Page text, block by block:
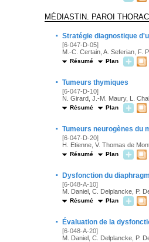
MÉDIASTIN. PAROI
· Stratégie diagnostique
[6-047-D-05]
M.-C. Certain, A. Seferian, F.
Résumé Plan
· Tumeurs thymiques
[6-047-D-10]
N. Girard, J.-M. Maury, L.
Résumé Plan
· Tumeurs neurogènes du
[6-047-D-20]
H. Etienne, V. Thomas de
Résumé Plan
· Dysfonction du
[6-048-A-10]
M. Daniel, C. Delplancke, P.
Résumé Plan
· Évaluation de la
[6-048-A-20]
M. Daniel, C. Delplancke, P.